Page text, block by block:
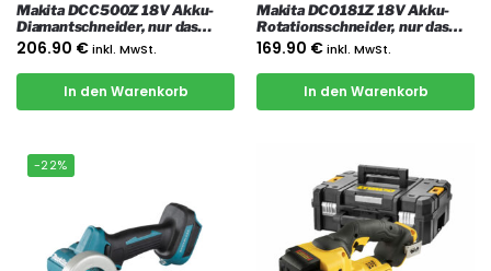
Makita DCC500Z 18V Akku-
Diamantschneider, nur das
Gerät
206.90 €inkl. MwSt.
In den Warenkorb
Makita DCO181Z 18V Akku-
Rotationsschneider, nur das
Gerät
169.90 €inkl. MwSt.
In den Warenkorb
-22%